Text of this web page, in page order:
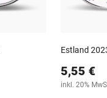
Estland
5,55 €
inkl. 20%